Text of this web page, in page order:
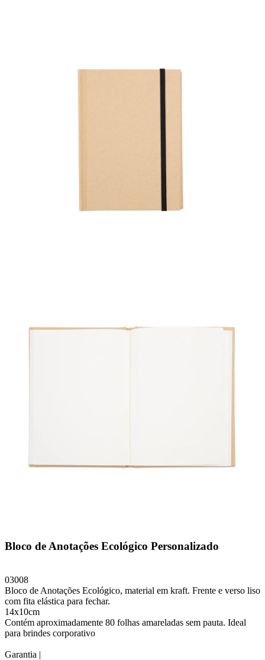
Bloco de Anotações Ecológico Personalizado
03008
Bloco de Anotações Ecológico, material em kraft. Frente e verso liso
com fita elástica para fechar.
14x10cm
Contém aproximadamente 80 folhas amareladas sem pauta. Ideal
para brindes corporativo
Garantia |